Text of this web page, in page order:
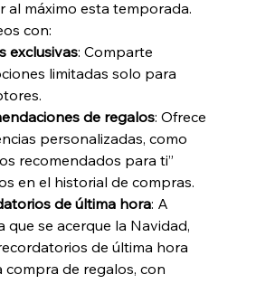
al máximo esta temporada.
con:
exclusivas: Comparte
limitadas solo para
de regalos: Ofrece
personalizadas, como
recomendados para ti”
en el historial de compras.
de última hora: A
que se acerque la Navidad,
de última hora
compra de regalos, con